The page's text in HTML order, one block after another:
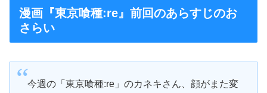
漫画『東京喰種:re』前回のあらすじのお
さらい
今週の「東京喰種:re」のカネキさん、顔がまた変